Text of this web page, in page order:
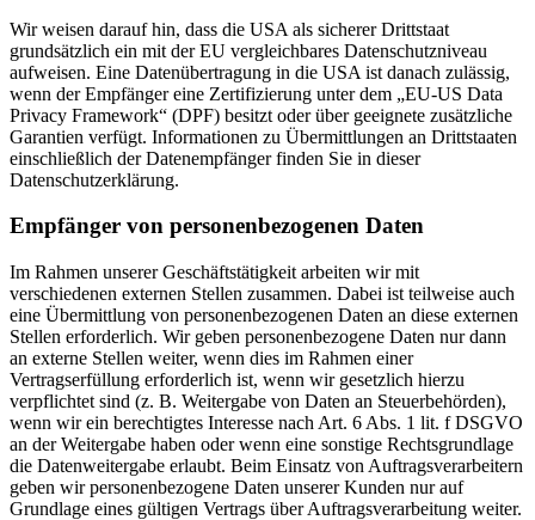
Wir weisen darauf hin, dass die USA als sicherer Drittstaat
grundsätzlich ein mit der EU vergleichbares Datenschutzniveau
aufweisen. Eine Datenübertragung in die USA ist danach zulässig,
wenn der Empfänger eine Zertifizierung unter dem „EU-US Data
Privacy Framework“ (DPF) besitzt oder über geeignete zusätzliche
Garantien verfügt. Informationen zu Übermittlungen an Drittstaaten
einschließlich der Datenempfänger finden Sie in dieser
Datenschutzerklärung.
Empfänger von personenbezogenen Daten
Im Rahmen unserer Geschäftstätigkeit arbeiten wir mit
verschiedenen externen Stellen zusammen. Dabei ist teilweise auch
eine Übermittlung von personenbezogenen Daten an diese externen
Stellen erforderlich. Wir geben personenbezogene Daten nur dann
an externe Stellen weiter, wenn dies im Rahmen einer
Vertragserfüllung erforderlich ist, wenn wir gesetzlich hierzu
verpflichtet sind (z. B. Weitergabe von Daten an Steuerbehörden),
wenn wir ein berechtigtes Interesse nach Art. 6 Abs. 1 lit. f DSGVO
an der Weitergabe haben oder wenn eine sonstige Rechtsgrundlage
die Datenweitergabe erlaubt. Beim Einsatz von Auftragsverarbeitern
geben wir personenbezogene Daten unserer Kunden nur auf
Grundlage eines gültigen Vertrags über Auftragsverarbeitung weiter.